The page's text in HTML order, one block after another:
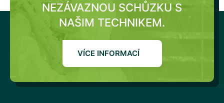
NEZÁVAZNOU SCHŮZKU S
NAŠIM TECHNIKEM.
VÍCE INFORMACÍ